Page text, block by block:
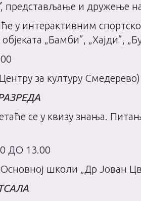
, представљање и дружење
у интерактивним
„Бамби”, „Хајди”,
за културу Смедерево)
се у квизу знања.
ДО 13.00
школи „Др Јован